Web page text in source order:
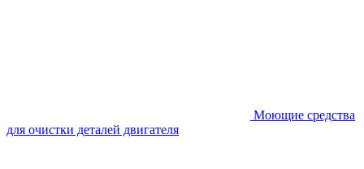
Моющие средства
для очистки деталей двигателя